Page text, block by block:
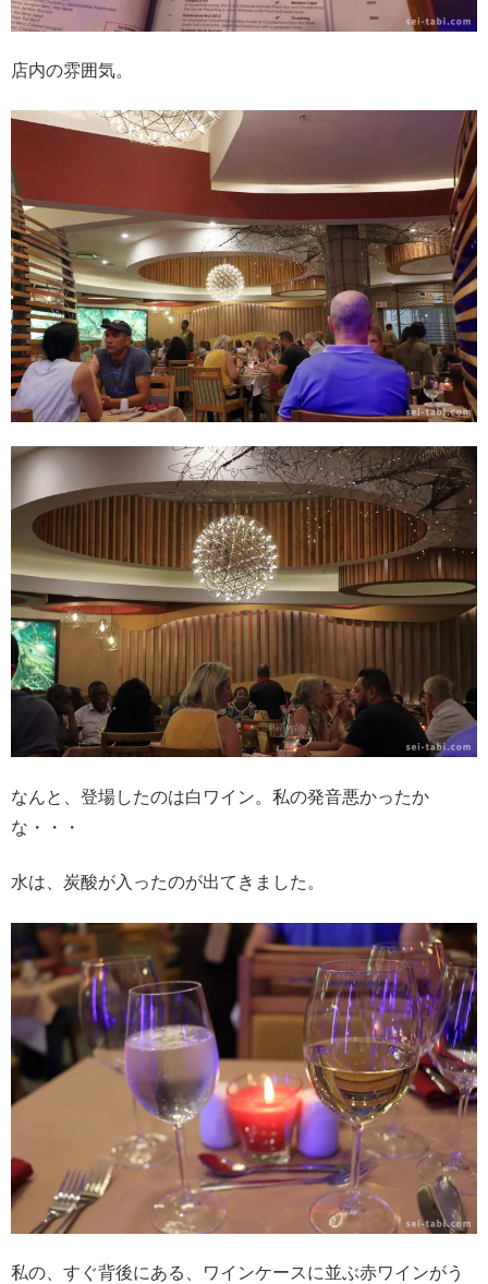
店内の雰囲気。
なんと、登場したのは白ワイン。私の発音悪かったか
な・・・
水は、炭酸が入ったのが出てきました。
私の、すぐ背後にある、ワインケースに並ぶ赤ワインがう